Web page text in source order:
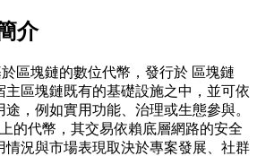
行
介
區塊鏈的數位代幣，發行於 區塊鏈
主區塊鏈既有的基礎設施之中，並可依
，例如實用功能、治理或生態參與。
的代幣，其交易依賴底層網路的安全
情況與市場表現取決於專案發展、社群